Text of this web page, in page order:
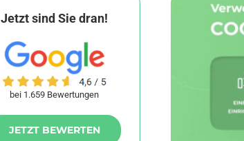
Jetzt sind Sie dran!
bei 1.659 Bewertungen
JETZT BEWERTEN